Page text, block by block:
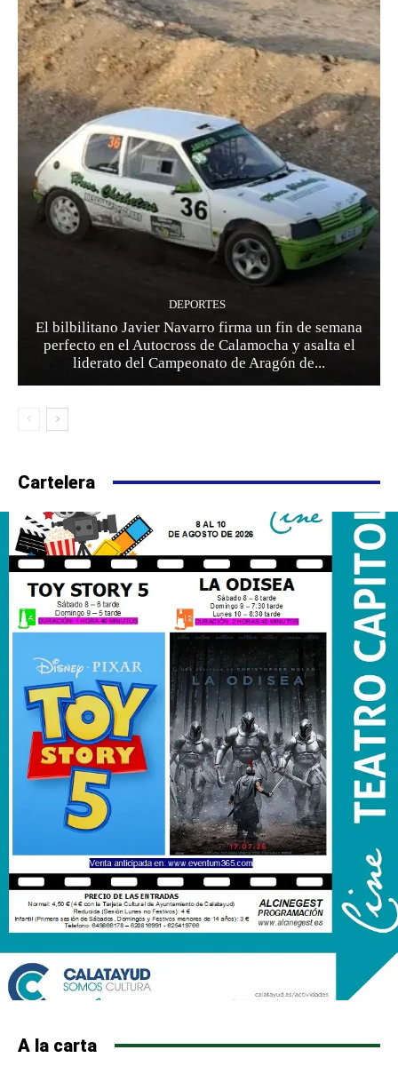
DEPORTES
El bilbilitano Javier Navarro firma un fin de semana
perfecto en el Autocross de Calamocha y asalta el
liderato del Campeonato de Aragón de...
Cartelera
A la carta